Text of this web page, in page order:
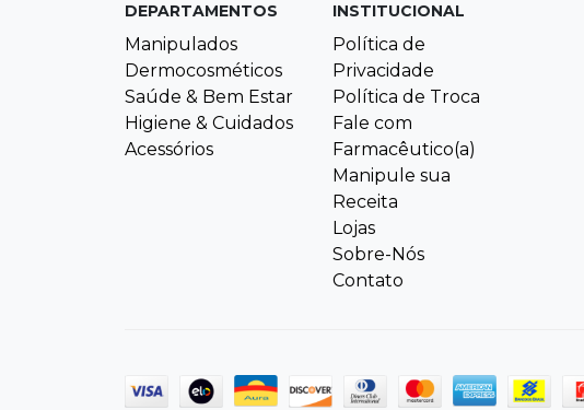
DEPARTAMENTOS
Manipulados
Dermocosméticos
Saúde & Bem Estar
Higiene & Cuidados
Acessórios
INSTITUCIONAL
Política de
Privacidade
Política de Troca
Fale com
Farmacêutico(a)
Manipule sua
Receita
Lojas
Sobre-Nós
Contato